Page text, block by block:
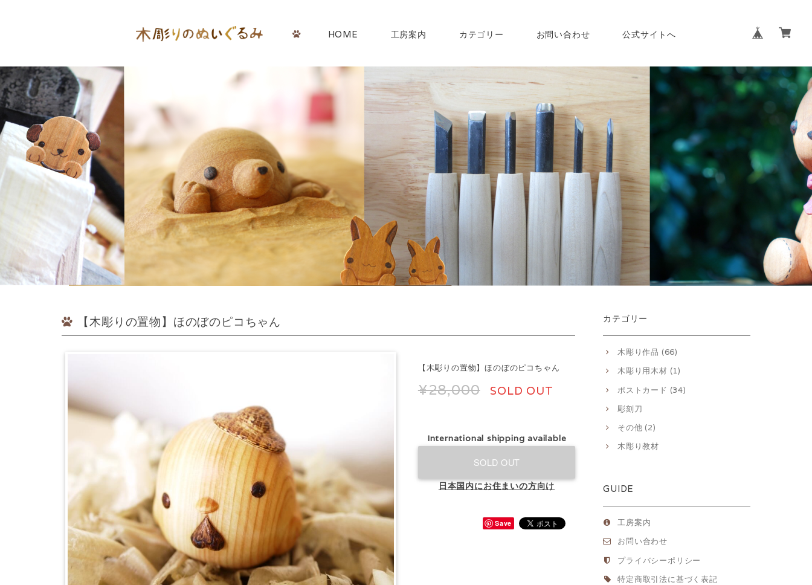
HOME 工房案内 カテゴリー お問い合わせ 公式サイトへ
【木彫りの置物】ほのぼのピコちゃん
【木彫りの置物】ほのぼのピコちゃん
¥28,000 SOLD OUT
International shipping available
SOLD OUT
日本国内にお住まいの方向け
Save
カテゴリー
木彫り作品 (66)
木彫り用木材 (1)
ポストカード (34)
彫刻刀
その他 (2)
木彫り教材
GUIDE
工房案内
お問い合わせ
プライバシーポリシー
特定商取引法に基づく表記